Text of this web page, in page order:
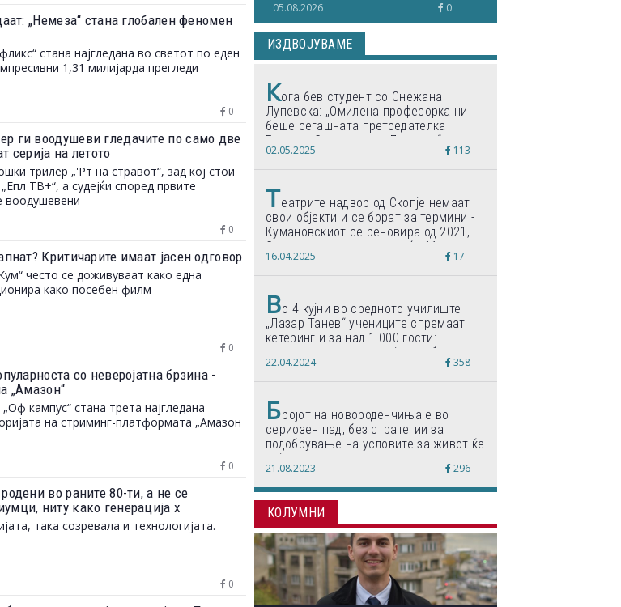
„Немеза“ стана глобален феномен
стана најгледана во светот по еден
1,31 милијарда прегледи
0
ги воодушеви гледачите по само две
серија на летото
трилер „'Рт на стравот“, зад кој стои
ТВ+“, а судејќи според првите
воодушевени
0
Критичарите имаат јасен одговор
често се доживуваат како една
како посебен филм
0
со неверојатна брзина -
„Амазон“
кампус“ стана трета најгледана
на стриминг-платформата „Амазон
0
во раните 80-ти, а не се
ниту како генерација х
така созревала и технологијата.
0
05.08.2026 0
ИЗДВОЈУВАМЕ
Кога бев студент со Снежана
Лупевска: „Омилена професорка ни
беше сегашната претседателка
Гордана Сиљановска-Давкова“
02.05.2025 113
Театрите надвор од Скопје немаат
свои објекти и се борат за термини -
Кумановскиот се реновира од 2021,
Струмичкиот се гради веќе 11 години
16.04.2025 17
Во 4 кујни во средното училиште
„Лазар Танев“ учениците спремаат
кетеринг и за над 1.000 гости:
„Формиравме компанија и работиме
по светски стандарди“
22.04.2024 358
Бројот на новороденчиња е во
сериозен пад, без стратегии за
подобрување на условите за живот ќе
дојде до затворање на училишта,
предупредуваат експертите
21.08.2023 296
КОЛУМНИ